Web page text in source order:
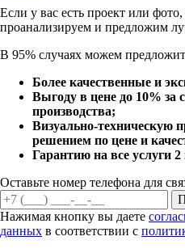
Если у вас есть проект или
проанализируем и предложим
В 95% случаях можем
Более качественные и
Выгоду в цене до 10% за
производства;
Визуально-техническую
решением по цене и
Гарантию на все услуги 2
Оставьте номер телефона для
Нажимая кнопку вы даете
данных в соответствии с